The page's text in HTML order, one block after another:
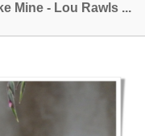
Mine - Lou Rawls ...